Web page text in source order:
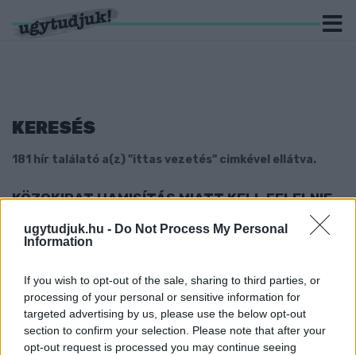
ugytudjuk.hu - Do Not Process My Personal
Information
If you wish to opt-out of the sale, sharing to third parties, or
processing of your personal or sensitive information for
targeted advertising by us, please use the below opt-out
section to confirm your selection. Please note that after your
opt-out request is processed you may continue seeing
KERESÉS
181 hír találató a(z) "ittas vezetés" cimkével ellátva.
KÖZOKIRAT HAMISÍTÁS MIATT KELL FELELNIE
2025. június. 03. 11:46
KIAKASZTOTTA AZ ALKOHOLSZONDÁT EGY
SOFŐR, AKIT A KÖRMENDI RENDŐRÖK FOGTAK
MEG KEDD ÉJJEL
2025. május. 28. 18:42
Potyogtak az ittas sofőrök a vasi éjszakában.